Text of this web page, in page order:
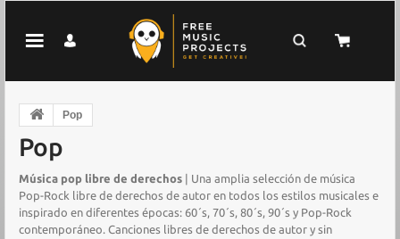
Pop
Pop
Música pop libre de derechos | Una amplia selección de música
Pop-Rock libre de derechos de autor en todos los estilos musicales e
inspirado en diferentes épocas: 60´s, 70´s, 80´s, 90´s y Pop-Rock
contemporáneo. Canciones libres de derechos de autor y sin